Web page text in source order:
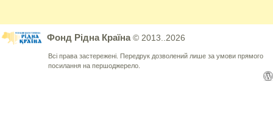
Фонд Рідна Країна© 2013..2026
Всі права застережені. Передрук дозволений лише за умови прямого
посилання на першоджерело.